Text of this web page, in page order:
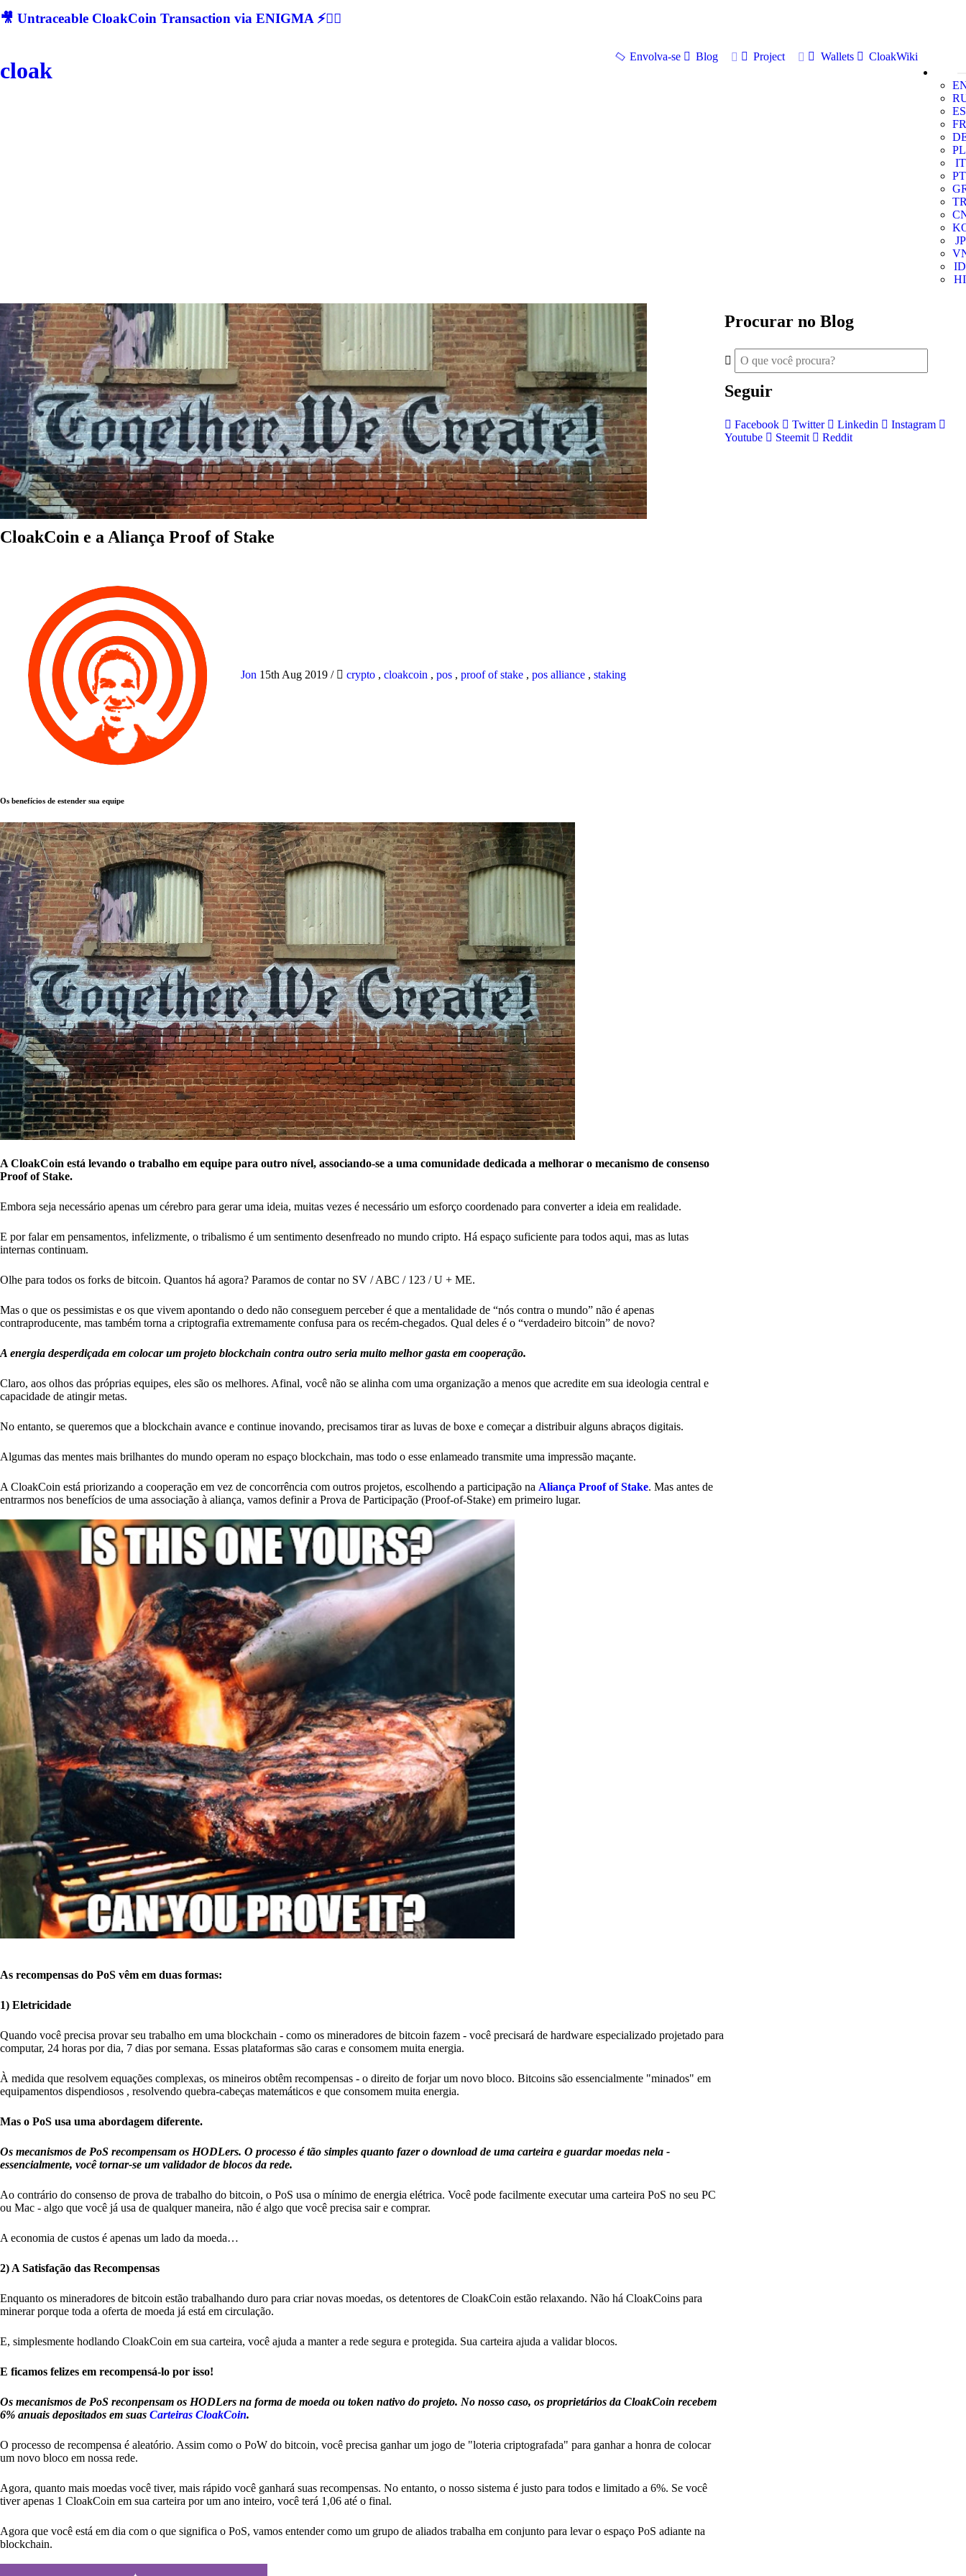
🎥 Untraceable CloakCoin Transaction via ENIGMA ⚡🕵‍♂
cloak
Envolva-se Blog Project Wallets
CloakWiki
ES
FR
PL
IT
PT
JP
ID
HI
CloakCoin e a Aliança Proof of Stake
Jon 15th Aug 2019 / crypto , cloakcoin , pos , proof of stake , pos alliance , staking
Os benefícios de estender sua equipe
A CloakCoin está levando o trabalho em equipe para outro nível, associando-se a uma comunidade dedicada a melhorar o mecanismo de consenso
Proof of Stake.
Embora seja necessário apenas um cérebro para gerar uma ideia, muitas vezes é necessário um esforço coordenado para converter a ideia em realidade.
E por falar em pensamentos, infelizmente, o tribalismo é um sentimento desenfreado no mundo cripto. Há espaço suficiente para todos aqui, mas as lutas
internas continuam.
Olhe para todos os forks de bitcoin. Quantos há agora? Paramos de contar no SV / ABC / 123 / U + ME.
Mas o que os pessimistas e os que vivem apontando o dedo não conseguem perceber é que a mentalidade de “nós contra o mundo” não é apenas
contraproducente, mas também torna a criptografia extremamente confusa para os recém-chegados. Qual deles é o “verdadeiro bitcoin” de novo?
A energia desperdiçada em colocar um projeto blockchain contra outro seria muito melhor gasta em cooperação.
Claro, aos olhos das próprias equipes, eles são os melhores. Afinal, você não se alinha com uma organização a menos que acredite em sua ideologia central e
capacidade de atingir metas.
No entanto, se queremos que a blockchain avance e continue inovando, precisamos tirar as luvas de boxe e começar a distribuir alguns abraços digitais.
Algumas das mentes mais brilhantes do mundo operam no espaço blockchain, mas todo o esse enlameado transmite uma impressão maçante.
A CloakCoin está priorizando a cooperação em vez de concorrência com outros projetos, escolhendo a participação na Aliança Proof of Stake. Mas antes de
entrarmos nos benefícios de uma associação à aliança, vamos definir a Prova de Participação (Proof-of-Stake) em primeiro lugar.
As recompensas do PoS vêm em duas formas:
1) Eletricidade
Quando você precisa provar seu trabalho em uma blockchain - como os mineradores de bitcoin fazem - você precisará de hardware especializado projetado para
computar, 24 horas por dia, 7 dias por semana. Essas plataformas são caras e consomem muita energia.
À medida que resolvem equações complexas, os mineiros obtêm recompensas - o direito de forjar um novo bloco. Bitcoins são essencialmente "minados" em
equipamentos dispendiosos , resolvendo quebra-cabeças matemáticos e que consomem muita energia.
Mas o PoS usa uma abordagem diferente.
Os mecanismos de PoS recompensam os HODLers. O processo é tão simples quanto fazer o download de uma carteira e guardar moedas nela -
essencialmente, você tornar-se um validador de blocos da rede.
Ao contrário do consenso de prova de trabalho do bitcoin, o PoS usa o mínimo de energia elétrica. Você pode facilmente executar uma carteira PoS no seu PC
ou Mac - algo que você já usa de qualquer maneira, não é algo que você precisa sair e comprar.
A economia de custos é apenas um lado da moeda…
2) A Satisfação das Recompensas
Enquanto os mineradores de bitcoin estão trabalhando duro para criar novas moedas, os detentores de CloakCoin estão relaxando. Não há CloakCoins para
minerar porque toda a oferta de moeda já está em circulação.
E, simplesmente hodlando CloakCoin em sua carteira, você ajuda a manter a rede segura e protegida. Sua carteira ajuda a validar blocos.
E ficamos felizes em recompensá-lo por isso!
Os mecanismos de PoS reconpensam os HODLers na forma de moeda ou token nativo do projeto. No nosso caso, os proprietários da CloakCoin recebem
6% anuais depositados em suas Carteiras CloakCoin.
O processo de recompensa é aleatório. Assim como o PoW do bitcoin, você precisa ganhar um jogo de "loteria criptografada" para ganhar a honra de colocar
um novo bloco em nossa rede.
Agora, quanto mais moedas você tiver, mais rápido você ganhará suas recompensas. No entanto, o nosso sistema é justo para todos e limitado a 6%. Se você
tiver apenas 1 CloakCoin em sua carteira por um ano inteiro, você terá 1,06 até o final.
Agora que você está em dia com o que significa o PoS, vamos entender como um grupo de aliados trabalha em conjunto para levar o espaço PoS adiante na
blockchain.
Procurar no Blog
Seguir
Facebook Twitter Linkedin
Instagram
Youtube
Steemit Reddit